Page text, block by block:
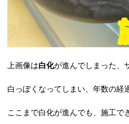
上画像は白化が進んでしまった、
白っぽくなってしまい、年数の経
ここまで白化が進んでも、施工で